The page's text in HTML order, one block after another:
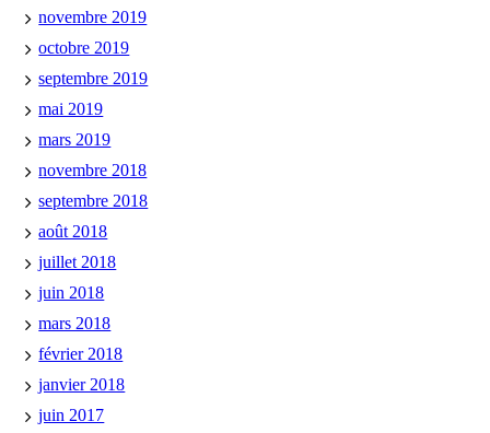
novembre 2019
octobre 2019
septembre 2019
mai 2019
mars 2019
novembre 2018
septembre 2018
août 2018
juillet 2018
juin 2018
mars 2018
février 2018
janvier 2018
juin 2017